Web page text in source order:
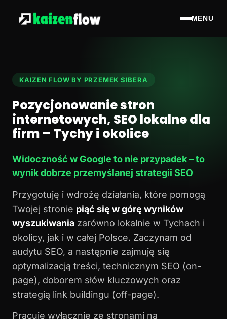
MENU
KAIZEN FLOW BY PRZEMEK SIBERA
Pozycjonowanie stron
internetowych, SEO lokalne dla
firm – Tychy i okolice
Widoczność w Google to nie przypadek – to
wynik dobrze przemyślanej strategii SEO
Przygotuję i wdrożę działania, które pomogą
Twojej stronie piąć się w górę wyników
wyszukiwania zarówno lokalnie w Tychach i
okolicy, jak i w całej Polsce. Zaczynam od
audytu SEO, a następnie zajmuję się
optymalizacją treści, technicznym SEO (on-
page), doborem słów kluczowych oraz
strategią link buildingu (off-page).
Pracuję wyłącznie ze stronami na